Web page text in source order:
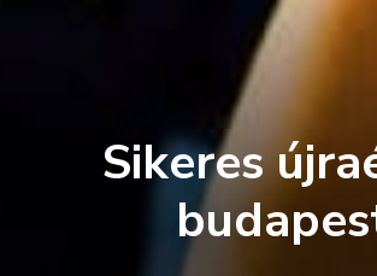
Sikeres